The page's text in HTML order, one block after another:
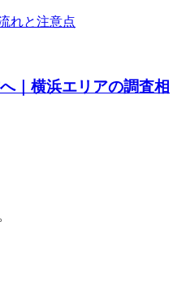
｜横浜エリアの調査相